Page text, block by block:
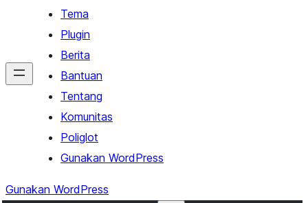
Tema
Plugin
Berita
Bantuan
Tentang
Komunitas
Poliglot
Gunakan WordPress
Gunakan WordPress